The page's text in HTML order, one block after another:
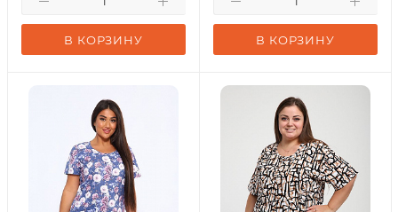
В КОРЗИНУ В КОРЗИНУ